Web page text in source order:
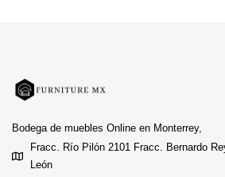
Bodega de muebles Online en Monterrey,
Fracc. Río Pilón 2101 Fracc. Bernardo
León